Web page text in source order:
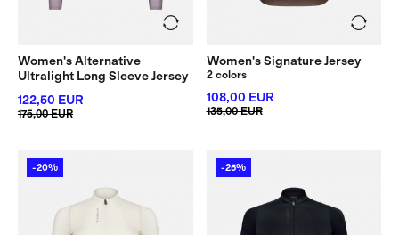
Women's Alternative
Ultralight Long Sleeve Jersey
122,50 EUR
175,00 EUR
Women's Signature Jersey
2 colors
108,00 EUR
135,00 EUR
-20% -25%